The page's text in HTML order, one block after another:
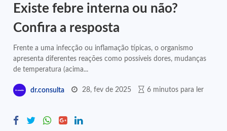
Existe febre interna ou não?
Confira a resposta
Frente a uma infecção ou inflamação típicas, o organismo
apresenta diferentes reações como possíveis dores, mudanças
de temperatura (acima...
dr.consulta 28, fev de 2025 6 minutos para ler